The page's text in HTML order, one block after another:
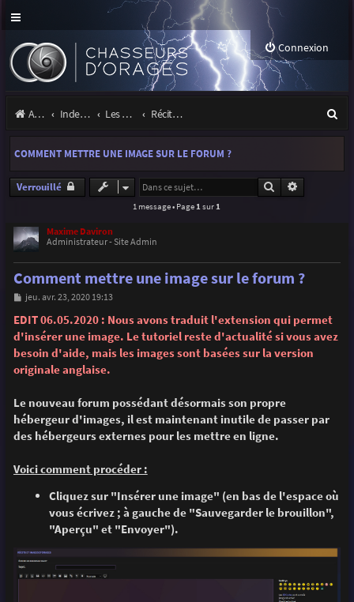
Connexion
Accueil Index du forum Les orages Récits et photos d'orages
e
COMMENT METTRE UNE IMAGE SUR LE FORUM ?
Verrouillé Rechercher
1 message • Page 1 sur 1
Maxime Daviron
Administrateur - Site Admin
Comment mettre une image sur le forum ?
M
s
s
a
e
jeu. avr. 23, 2020 19:13
EDIT 06.05.2020 : Nous avons traduit l'extension qui permet
d'insérer une image. Le tutoriel reste d'actualité si vous avez
besoin d'aide, mais les images sont basées sur la version
originale anglaise.
Le nouveau forum possédant désormais son propre
hébergeur d'images, il est maintenant inutile de passer par
des hébergeurs externes pour les mettre en ligne.
Voici comment procéder :
Cliquez sur "Insérer une image" (en bas de l'espace où
vous écrivez ; à gauche de "Sauvegarder le brouillon",
"Aperçu" et "Envoyer").